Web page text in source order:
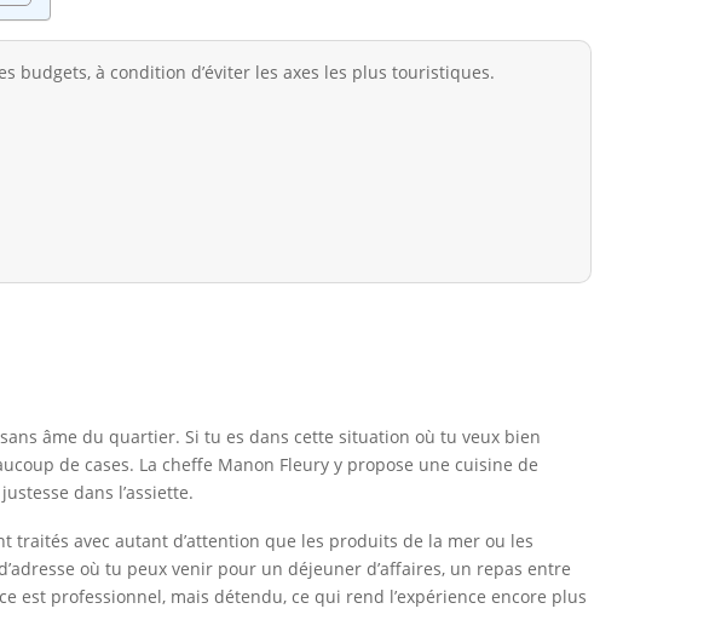
budgets, à condition d’éviter les axes les plus touristiques.
âme du quartier. Si tu es dans cette situation où tu veux bien
de cases. La cheffe Manon Fleury y propose une cuisine de
dans l’assiette.
traités avec autant d’attention que les produits de la mer ou les
où tu peux venir pour un déjeuner d’affaires, un repas entre
professionnel, mais détendu, ce qui rend l’expérience encore plus